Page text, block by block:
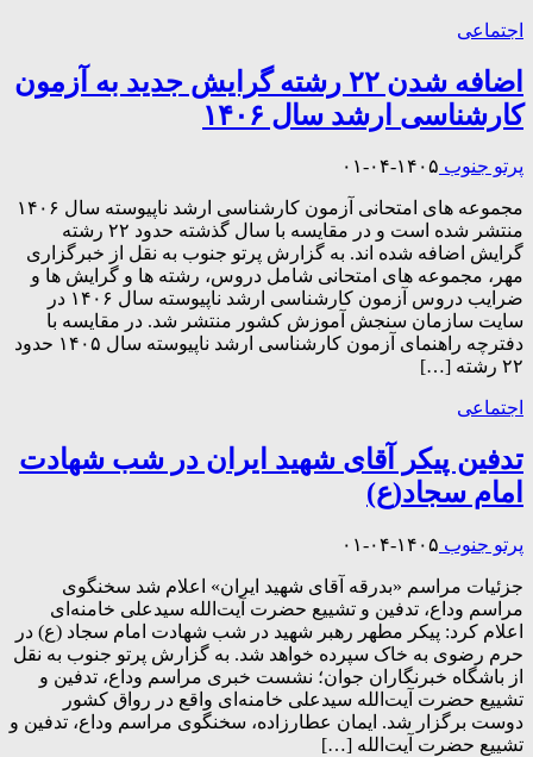
اجتماعی
اضافه شدن ۲۲ رشته گرایش جدید به آزمون
کارشناسی ارشد سال ۱۴۰۶
پرتو جنوب ۱۴۰۵-۰۴-۰۱
مجموعه های امتحانی آزمون کارشناسی ارشد ناپیوسته سال ۱۴۰۶
منتشر شده است و در مقایسه با سال گذشته حدود ۲۲ رشته
گرایش اضافه شده اند. به گزارش پرتو جنوب به نقل از خبرگزاری
مهر، مجموعه های امتحانی شامل دروس، رشته ها و گرایش ها و
ضرایب دروس آزمون کارشناسی ارشد ناپیوسته سال ۱۴۰۶ در
سایت سازمان سنجش آموزش کشور منتشر شد. در مقایسه با
دفترچه راهنمای آزمون کارشناسی ارشد ناپیوسته سال ۱۴۰۵ حدود
۲۲ رشته […]
اجتماعی
تدفین پیکر آقای شهید ایران در شب شهادت
امام سجاد(ع)
پرتو جنوب ۱۴۰۵-۰۴-۰۱
جزئیات مراسم «بدرقه آقای شهید ایران» اعلام شد سخنگوی
مراسم وداع، تدفین و تشییع حضرت آیت‌الله سیدعلی خامنه‌ای
اعلام کرد: پیکر مطهر رهبر شهید در شب شهادت امام سجاد (ع) در
حرم رضوی به خاک سپرده خواهد شد. به گزارش پرتو جنوب به نقل
از باشگاه خبرنگاران جوان؛ نشست خبری مراسم وداع، تدفین و
تشییع حضرت آیت‌الله سیدعلی خامنه‌ای واقع در رواق کشور
دوست برگزار شد. ایمان عطارزاده، سخنگوی مراسم وداع، تدفین و
تشییع حضرت آیت‌الله […]